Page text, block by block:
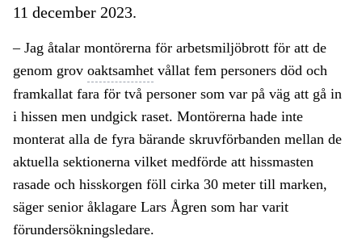
11 december 2023.
– Jag åtalar montörerna för arbetsmiljöbrott för att de
genom grov oaktsamhet vållat fem personers död och
framkallat fara för två personer som var på väg att gå in
i hissen men undgick raset. Montörerna hade inte
monterat alla de fyra bärande skruvförbanden mellan de
aktuella sektionerna vilket medförde att hissmasten
rasade och hisskorgen föll cirka 30 meter till marken,
säger senior åklagare Lars Ågren som har varit
förundersökningsledare.